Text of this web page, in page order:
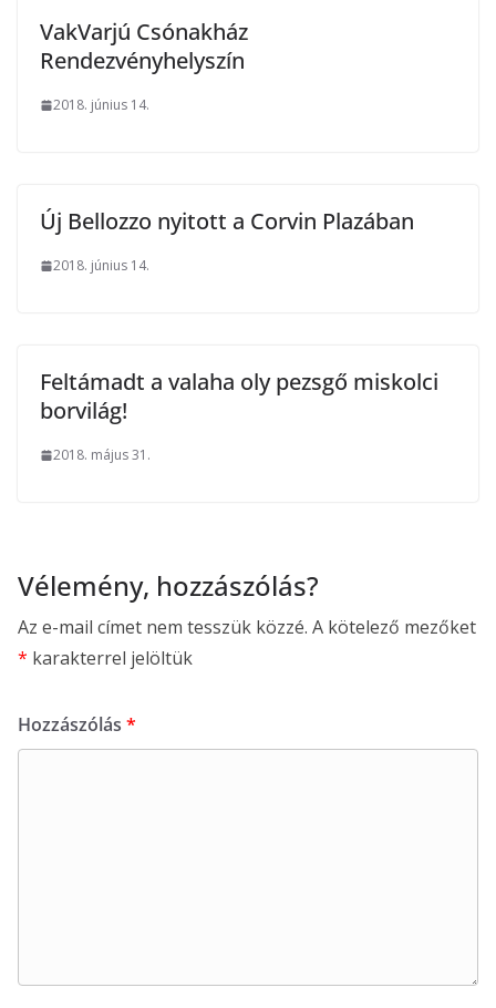
VakVarjú Csónakház
Rendezvényhelyszín
2018. június 14.
Új Bellozzo nyitott a Corvin Plazában
2018. június 14.
Feltámadt a valaha oly pezsgő miskolci
borvilág!
2018. május 31.
Vélemény, hozzászólás?
Az e-mail címet nem tesszük közzé. A kötelező mezőket
* karakterrel jelöltük
Hozzászólás *